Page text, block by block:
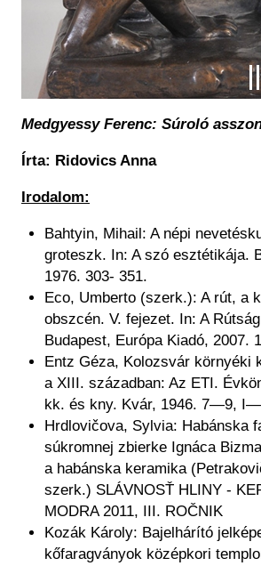
Medgyessy Ferenc: Súroló
Írta: Ridovics Anna
Irodalom:
Bahtyin, Mihail: A népi
groteszk. In: A szó esztétikája.
1976. 303- 351.
Eco, Umberto (szerk.): A rút, a
obszcén. V. fejezet. In: A
Budapest, Európa Kiadó, 2007.
Entz Géza, Kolozsvár környéki
a XIII. században: Az ETI.
kk. és kny. Kvár, 1946. 7—9,
Hrdlovičova, Sylvia: Habánska
súkromnej zbierke Ignáca
a habánska keramika
szerk.) SLÁVNOSŤ HLINY -
MODRA 2011, III. ROČNIK
Kozák Károly: Bajelhárító
kőfaragványok középkori